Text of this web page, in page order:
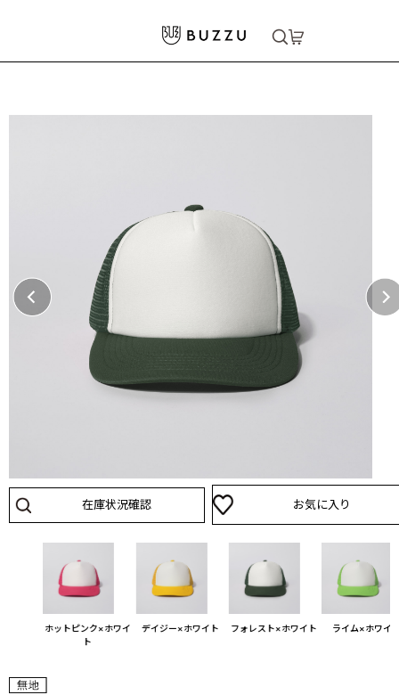
メッシュキャップ
在庫状況確認 お気に入り
ホットピンク×ホワイ
ト
デイジー×ホワイト フォレスト×ホワイト ライム×ホワイ